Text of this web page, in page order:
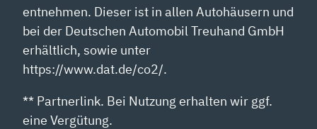
entnehmen. Dieser ist in allen Autohäusern und
bei der Deutschen Automobil Treuhand GmbH
erhältlich, sowie unter
https://www.dat.de/co2/.
** Partnerlink. Bei Nutzung erhalten wir ggf.
eine Vergütung.